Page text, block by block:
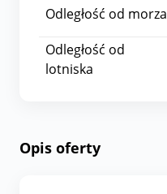
Odległość od morza
Odległość od
lotniska
Opis oferty